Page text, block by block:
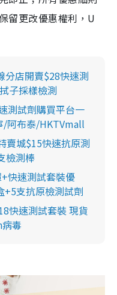
留更改優惠權利，U
分店開賣$28快速測
子採樣檢測
測試劑購買平台一
/阿布泰/HKTVmall
賣城$15快速抗原測
檢測棒
快速測試套裝優
+5支抗原檢測試劑
快速測試套裝 現貨
毒